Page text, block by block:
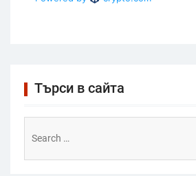
Търси в сайта
for: